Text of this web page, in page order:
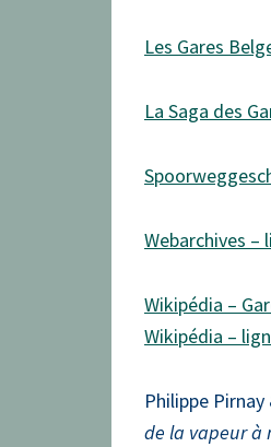
Les Gares
La Saga des
Webarchives –
Wikipédia –
Wikipédia –
Philippe
de la vapeur à